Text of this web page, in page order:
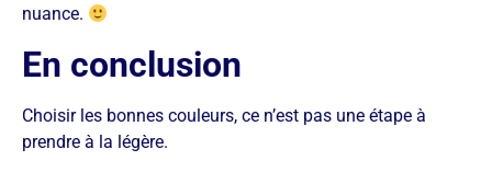
nuance.
En conclusion
Choisir les bonnes couleurs, ce n’est pas une étape à
prendre à la légère.